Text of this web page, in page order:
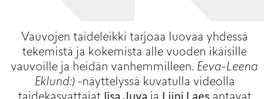
Vauvojen taideleikki tarjoaa luovaa yhdessä
tekemistä ja kokemista alle vuoden ikäisille
vauvoille ja heidän vanhemmilleen. Eeva-Leena
Eklund:)-näyttelyssä kuvatulla videolla